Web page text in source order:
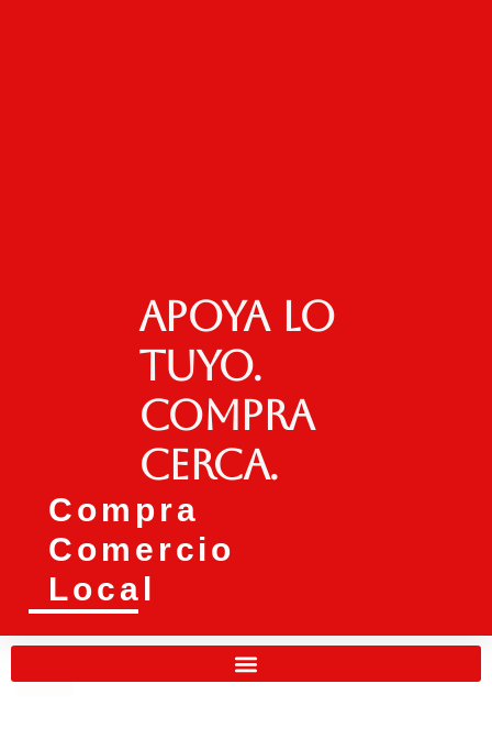
Apoya lo
tuyo.
Compra
cerca.
Compra
Comercio
Local